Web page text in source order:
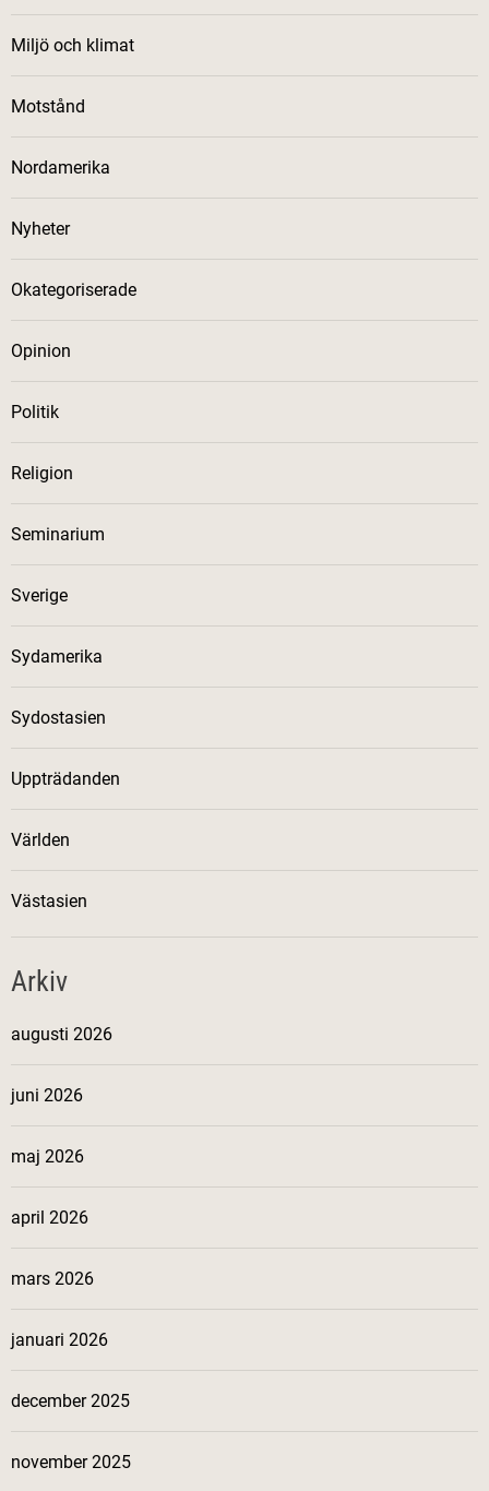
Miljö och klimat
Motstånd
Nordamerika
Nyheter
Okategoriserade
Opinion
Politik
Religion
Seminarium
Sverige
Sydamerika
Sydostasien
Uppträdanden
Världen
Västasien
Arkiv
augusti 2026
juni 2026
maj 2026
april 2026
mars 2026
januari 2026
december 2025
november 2025